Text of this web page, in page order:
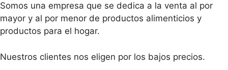
Somos una empresa que se dedica a la venta al por
mayor y al por menor de productos alimenticios y
productos para el hogar.
Nuestros clientes nos eligen por los bajos precios.